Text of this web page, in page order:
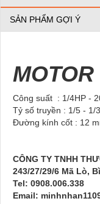
SẢN PHẨM GỢI Ý
Công suất : 1/4HP -
Tỷ số truyền : 1/5 - 1/
Đường kính cốt : 12
CÔNG TY TNHH
243/27/29/6 Mã Lò,
Tel: 0908.006.338
Email: